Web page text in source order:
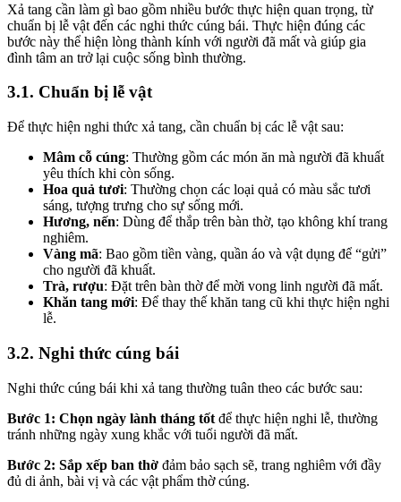
Xả tang cần làm gì bao gồm nhiều bước thực hiện quan trọng, từ
chuẩn bị lễ vật đến các nghi thức cúng bái. Thực hiện đúng các
bước này thể hiện lòng thành kính với người đã mất và giúp gia
đình tâm an trở lại cuộc sống bình thường.
3.1. Chuẩn bị lễ vật
Để thực hiện nghi thức xả tang, cần chuẩn bị các lễ vật sau:
Mâm cỗ cúng: Thường gồm các món ăn mà người đã khuất
yêu thích khi còn sống.
Hoa quả tươi: Thường chọn các loại quả có màu sắc tươi
sáng, tượng trưng cho sự sống mới.
Hương, nến: Dùng để thắp trên bàn thờ, tạo không khí trang
nghiêm.
Vàng mã: Bao gồm tiền vàng, quần áo và vật dụng để “gửi”
cho người đã khuất.
Trà, rượu: Đặt trên bàn thờ để mời vong linh người đã mất.
Khăn tang mới: Để thay thế khăn tang cũ khi thực hiện nghi
lễ.
3.2. Nghi thức cúng bái
Nghi thức cúng bái khi xả tang thường tuân theo các bước sau:
Bước 1: Chọn ngày lành tháng tốt để thực hiện nghi lễ, thường
tránh những ngày xung khắc với tuổi người đã mất.
Bước 2: Sắp xếp ban thờ đảm bảo sạch sẽ, trang nghiêm với đầy
đủ di ảnh, bài vị và các vật phẩm thờ cúng.